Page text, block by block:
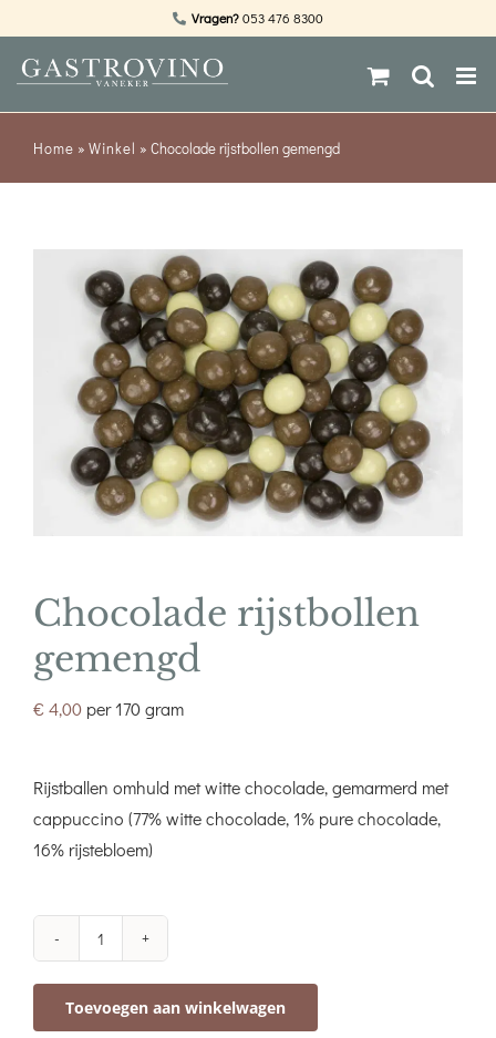
inhoud
Vragen?053 476 8300
Home » Winkel » Chocolade rijstbollen gemengd
Chocolade rijstbollen
gemengd
€4,00 per 170 gram
Rijstballen omhuld met witte chocolade, gemarmerd met
cappuccino (77% witte chocolade, 1% pure chocolade,
16% rijstebloem)
Chocolade
rijstbollen
gemengd
Toevoegen aan winkelwagen